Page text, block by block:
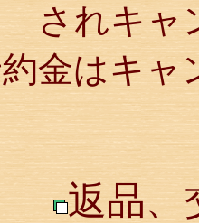
されキャ
金はキャ
返品、